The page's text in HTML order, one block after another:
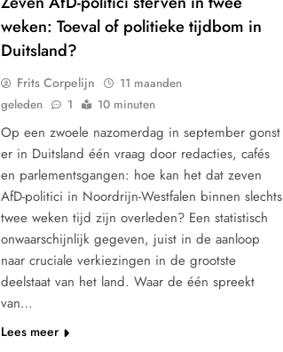
weken: Toeval of politieke tijdbom in
Duitsland?
Frits Corpelijn
11 maanden
geleden
1 10 minuten
Op een zwoele nazomerdag in september gonst
er in Duitsland één vraag door redacties, cafés
en parlementsgangen: hoe kan het dat zeven
AfD-politici in Noordrijn-Westfalen binnen slechts
twee weken tijd zijn overleden? Een statistisch
onwaarschijnlijk gegeven, juist in de aanloop
naar cruciale verkiezingen in de grootste
deelstaat van het land. Waar de één spreekt
van…
Lees meer